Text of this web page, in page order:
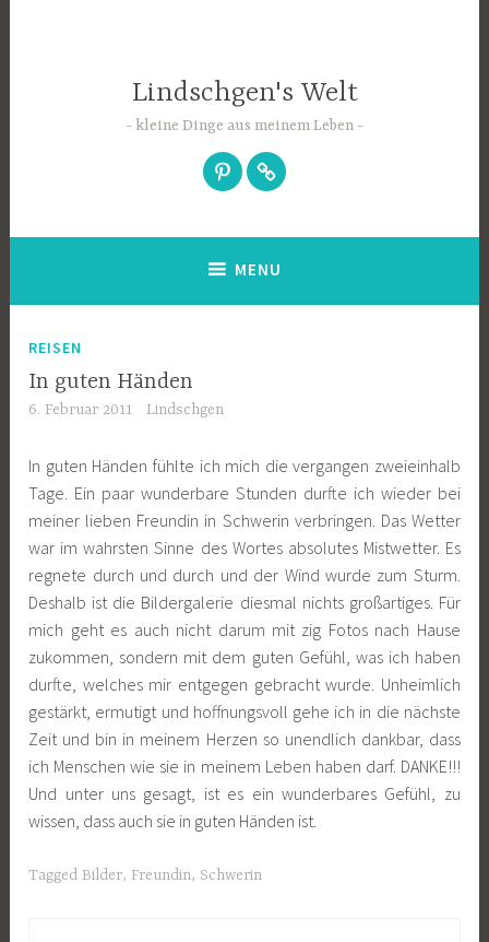
Lindschgen's Welt
kleine Dinge aus meinem Leben
Pinterest
EyeEm
MENU
REISEN
In guten Händen
6. Februar 2011 Lindschgen
In guten Händen fühlte ich mich die vergangen zweieinhalb
Tage. Ein paar wunderbare Stunden durfte ich wieder bei
meiner lieben Freundin in Schwerin verbringen. Das Wetter
war im wahrsten Sinne des Wortes absolutes Mistwetter. Es
regnete durch und durch und der Wind wurde zum Sturm.
Deshalb ist die Bildergalerie diesmal nichts großartiges. Für
mich geht es auch nicht darum mit zig Fotos nach Hause
zukommen, sondern mit dem guten Gefühl, was ich haben
durfte, welches mir entgegen gebracht wurde. Unheimlich
gestärkt, ermutigt und hoffnungsvoll gehe ich in die nächste
Zeit und bin in meinem Herzen so unendlich dankbar, dass
ich Menschen wie sie in meinem Leben haben darf. DANKE!!!
Und unter uns gesagt, ist es ein wunderbares Gefühl, zu
wissen, dass auch sie in guten Händen ist.
Tagged Bilder, Freundin, Schwerin